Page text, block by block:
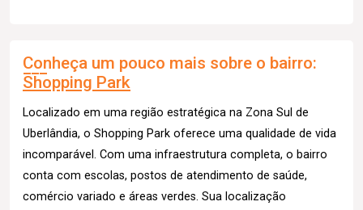
Conheça um pouco mais sobre o bairro:
Shopping Park
Localizado em uma região estratégica na Zona Sul de
Uberlândia, o Shopping Park oferece uma qualidade de vida
incomparável. Com uma infraestrutura completa, o bairro
conta com escolas, postos de atendimento de saúde,
comércio variado e áreas verdes. Sua localização